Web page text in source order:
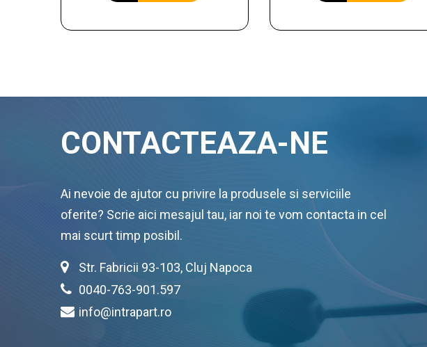
CONTACTEAZA-NE
Ai nevoie de ajutor cu privire la produsele si serviciile
oferite? Scrie aici mesajul tau, iar noi te vom contacta in cel
mai scurt timp posibil.
Str. Fabricii 93-103, Cluj Napoca
0040-763-901.597
info@intrapart.ro